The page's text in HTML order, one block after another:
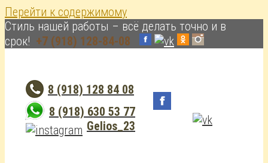
Перейти к содержимому
Cтиль нашей работы – всё делать точно и в
срок! +7 (918) 128-84-08
8 (918) 128 84 08
8 (918) 630 53 77
Gelios_23